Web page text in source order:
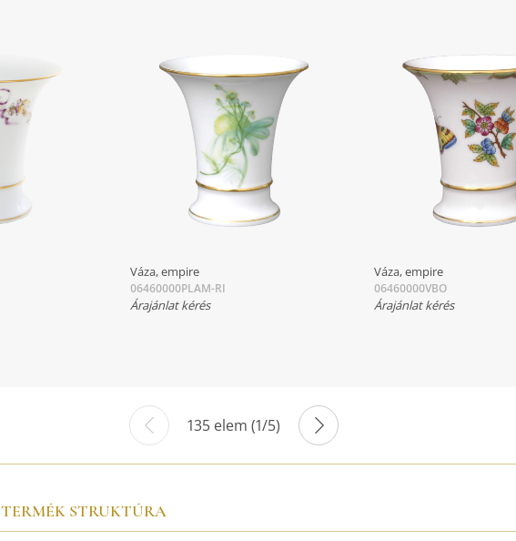
Váza, empire
06460000PLAM-RI
Árajánlat kérés
Váza, empire
06460000VBO
Árajánlat kérés
135 elem (1/5)
TERMÉK STRUKTÚRA